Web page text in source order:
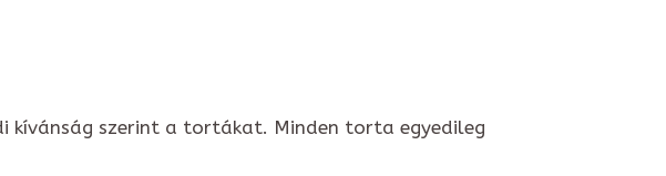
kívánság szerint a tortákat. Minden torta egyedileg